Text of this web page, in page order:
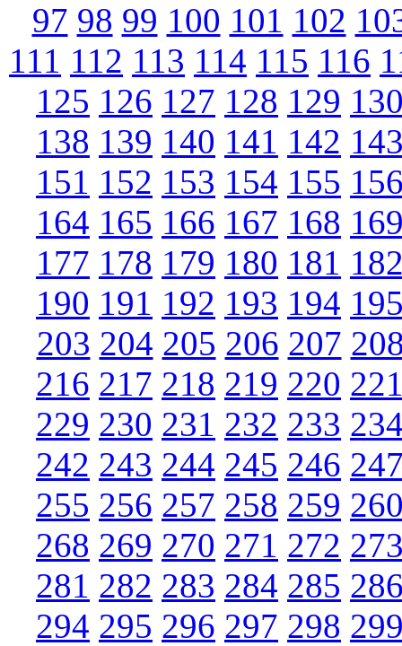
97 98 99 100 101 102
111 112 113 114 115 116
125 126 127 128 129
138 139 140 141 142
151 152 153 154 155
164 165 166 167 168
177 178 179 180 181
190 191 192 193 194
203 204 205 206 207
216 217 218 219 220
229 230 231 232 233
242 243 244 245 246
255 256 257 258 259
268 269 270 271 272
281 282 283 284 285
294 295 296 297 298